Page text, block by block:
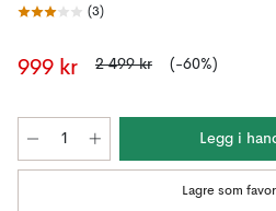
(3)
999 kr 2 499 kr (-60%)
Legg i
Lagre som